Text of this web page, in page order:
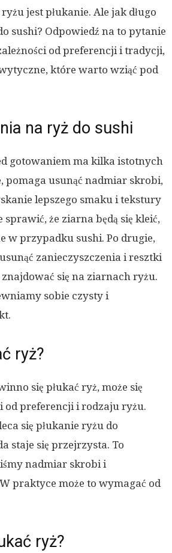
jest płukanie. Ale jak długo
sushi? Odpowiedź na to pytanie
od preferencji i tradycji,
które warto wziąć pod
na ryż do sushi
gotowaniem ma kilka istotnych
pomaga usunąć nadmiar skrobi,
lepszego smaku i tekstury
że ziarna będą się kleić,
w przypadku sushi. Po drugie,
zanieczyszczenia i resztki
się na ziarnach ryżu.
sobie czysty i
ryż?
się płukać ryż, może się
od preferencji i rodzaju ryżu.
się płukanie ryżu do
staje się przejrzysta. To
nadmiar skrobi i
praktyce może to wymagać od
ryż?